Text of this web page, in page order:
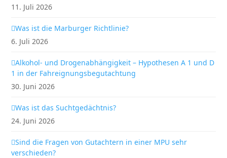
11. Juli 2026
Was ist die Marburger Richtlinie?
6. Juli 2026
Alkohol- und Drogenabhängigkeit – Hypothesen A 1 und D
1 in der Fahreignungsbegutachtung
30. Juni 2026
Was ist das Suchtgedächtnis?
24. Juni 2026
Sind die Fragen von Gutachtern in einer MPU sehr
verschieden?